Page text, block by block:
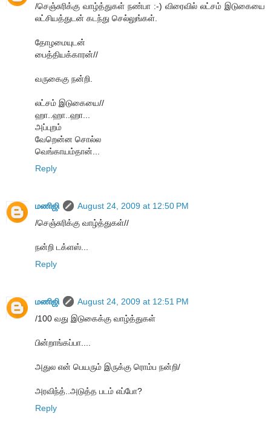
/செஞ்சுரிக்கு வாழ்த்துகள் நண்பா :-) விரைவில் லட்சம் இடுகையை
லட்சியத்துடன் கடந்து செல்லுங்கள்.
தோழமையுடன்
பைத்தியக்காரன்//
வருகைகு நன்றி.
லட்சம் இடுகையை//
ஹா..ஹா..ஹா...
அப்புறம்
வேறென்ன சொல்ல
வெங்காயம்தான்...
Reply
மணிஜி
August 24, 2009 at 12:50 PM
/செஞ்சுரிக்கு வாழ்த்துகள்//
நன்றி டக்ளஸ்...
Reply
மணிஜி
August 24, 2009 at 12:51 PM
/100 வது இடுகைக்கு வாழ்த்துகள்
பின்றாங்கப்பா....
அதுல என் பெயரும் இருக்கு ரொம்ப நன்றி/
அரவிந்த்..அடுத்த படம் எப்போ?
Reply